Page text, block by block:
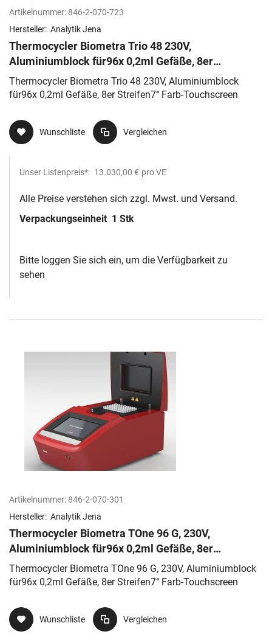
Artikelnummer: 846-2-070-723
Hersteller: Analytik Jena
Thermocycler Biometra Trio 48 230V,
Aluminiumblock für96x 0,2ml Gefäße, 8er
Streifen7‘‘ Farb-Touchscreen
Thermocycler Biometra Trio 48 230V, Aluminiumblock
für96x 0,2ml Gefäße, 8er Streifen7‘‘ Farb-Touchscreen
Wunschliste Vergleichen
Unser Listenpreis*: 13.030,00 € pro VE
Alle Preise verstehen sich zzgl. Mwst. und Versand.
Verpackungseinheit 1 Stk
Bitte loggen Sie sich ein, um die Verfügbarkeit zu
sehen
Artikelnummer: 846-2-070-301
Hersteller: Analytik Jena
Thermocycler Biometra TOne 96 G, 230V,
Aluminiumblock für96x 0,2ml Gefäße, 8er
Streifen7‘‘ Farb-Touchscreen
Thermocycler Biometra TOne 96 G, 230V, Aluminiumblock
für96x 0,2ml Gefäße, 8er Streifen7‘‘ Farb-Touchscreen
Wunschliste Vergleichen